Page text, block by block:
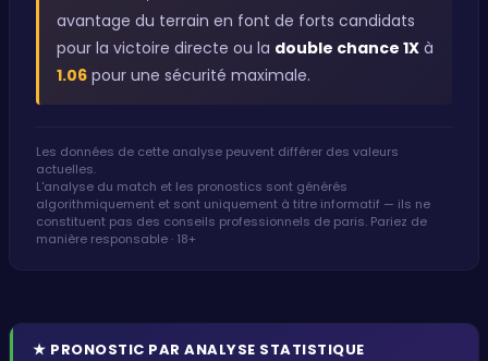
avantage du terrain en font de forts candidats
pour la victoire directe ou la double chance 1X à
1.06 pour une sécurité maximale.
Les données de cette analyse peuvent différer des valeurs
actuelles.
L'analyse du match et les pronostics sont générés
algorithmiquement et sont uniquement à titre informatif — ils ne
constituent pas des conseils professionnels de paris. Pariez de
manière responsable · 18+
★ PRONOSTIC PAR ANALYSE STATISTIQUE